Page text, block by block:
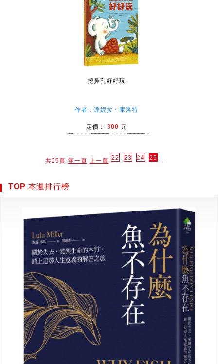
挖鼻孔好好玩
作者：達妮拉‧庫洛特
定價： 300 元
共25頁 第一頁 上一頁 ...
22 23 24 25
TOP 本週排行榜